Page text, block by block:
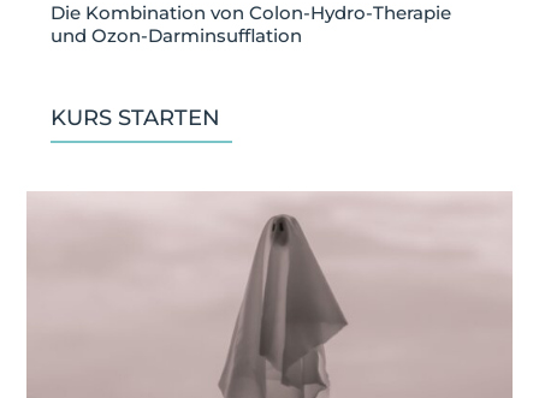
Die Kombination von Colon-Hydro-Therapie
und Ozon-Darminsufflation
KURS STARTEN